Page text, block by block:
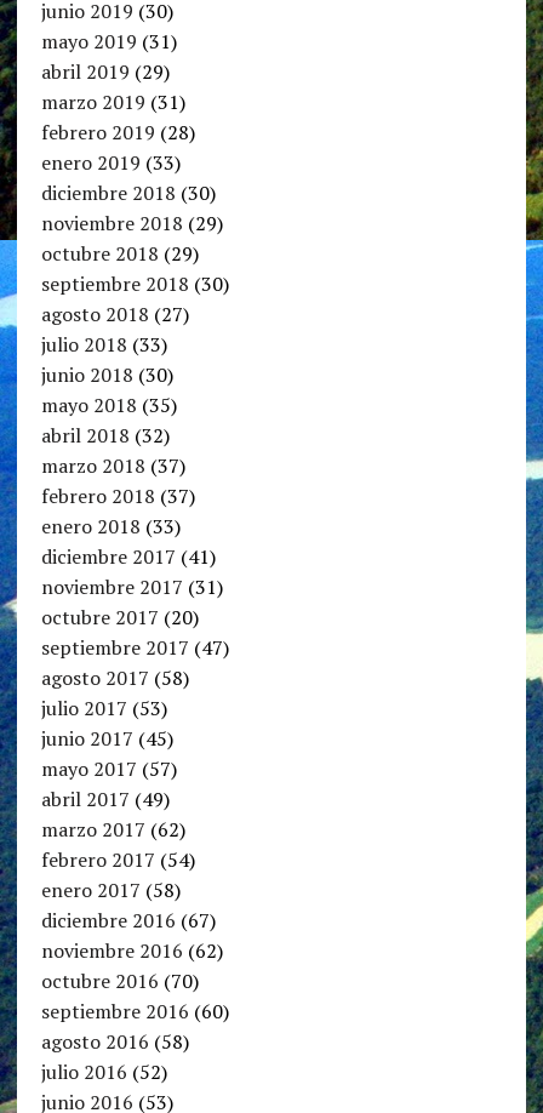
junio 2019 (30)
mayo 2019 (31)
abril 2019 (29)
marzo 2019 (31)
febrero 2019 (28)
enero 2019 (33)
diciembre 2018 (30)
noviembre 2018 (29)
octubre 2018 (29)
septiembre 2018 (30)
agosto 2018 (27)
julio 2018 (33)
junio 2018 (30)
mayo 2018 (35)
abril 2018 (32)
marzo 2018 (37)
febrero 2018 (37)
enero 2018 (33)
diciembre 2017 (41)
noviembre 2017 (31)
octubre 2017 (20)
septiembre 2017 (47)
agosto 2017 (58)
julio 2017 (53)
junio 2017 (45)
mayo 2017 (57)
abril 2017 (49)
marzo 2017 (62)
febrero 2017 (54)
enero 2017 (58)
diciembre 2016 (67)
noviembre 2016 (62)
octubre 2016 (70)
septiembre 2016 (60)
agosto 2016 (58)
julio 2016 (52)
junio 2016 (53)